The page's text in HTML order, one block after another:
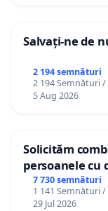
Salvați-ne de
2 194 semnături
2 194 Semnături /
5 Aug 2026
Solicităm
persoanele cu
7 730 semnături
1 141 Semnături /
29 Jul 2026